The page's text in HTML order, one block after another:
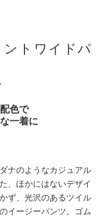
トワイドパ
色で
一着に
ナのようなカジュアル
、ほかにはないデザイ
ず、光沢のあるツイル
イージーパンツ。ゴム